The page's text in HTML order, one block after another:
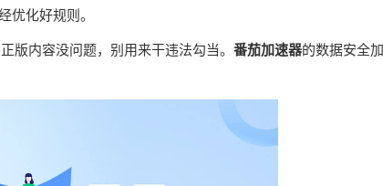
优化好规则。
版内容没问题，别用来干违法勾当。 番茄加速器的数据安全加